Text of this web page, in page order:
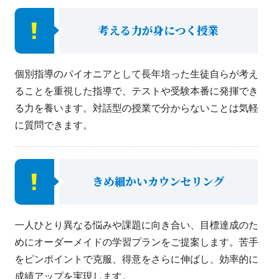
考える力が身につく授業
個別指導のパイオニアとして長年培った生徒自らが考え
ることを重視した指導で、テストや受験本番に発揮でき
る力を養います。対話型の授業で分からないことは気軽
に質問できます。
きめ細かいカウンセリング
一人ひとり異なる悩みや課題に向き合い、目標達成のた
めにオーダーメイドの学習プランをご提案します。苦手
をピンポイントで克服、得意をさらに伸ばし、効率的に
成績アップを実現します。